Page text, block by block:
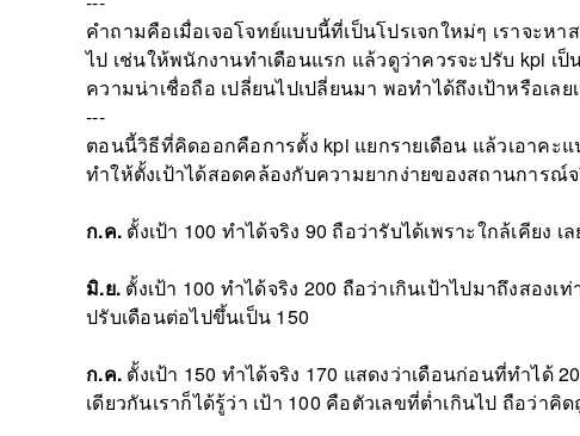
คำถามคือเมื่อเจอโจทย์แบบนี้ที่เป็นโปรเจกใหม่ๆ เราจะห
ไป เช่นให้พนักงานทำเดือนแรก แล้วดูว่าควรจะปรับ kpi เ
ความน่าเชื่อถือ เปลี่ยนไปเปลี่ยนมา พอทำได้ถึงเป้าหรือเล
---
ตอนนี้วิธีที่คิดออกคือการตั้ง kpi แยกรายเดือน แล้วเอาค
ทำให้ตั้งเป้าได้สอดคล้องกับความยากง่ายของสถานการณ์
ก.ค. ตั้งเป้า 100 ทำได้จริง 90 ถือว่ารับได้เพราะใกล้เคียง เ
มิ.ย. ตั้งเป้า 100 ทำได้จริง 200 ถือว่าเกินเป้าไปมาถึงสอง
ปรับเดือนต่อไปขึ้นเป็น 150
ก.ค. ตั้งเป้า 150 ทำได้จริง 170 แสดงว่าเดือนก่อนที่ทำได้
เดียวกันเราก็ได้รู้ว่า เป้า 100 คือตัวเลขที่ต่ำเกินไป ถือว่า